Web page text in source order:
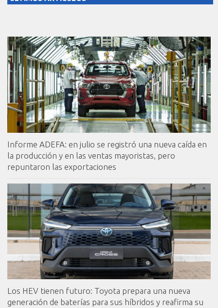
Informe ADEFA: en julio se registró una nueva caída en
la producción y en las ventas mayoristas, pero
repuntaron las exportaciones
Los HEV tienen futuro: Toyota prepara una nueva
generación de baterías para sus híbridos y reafirma su